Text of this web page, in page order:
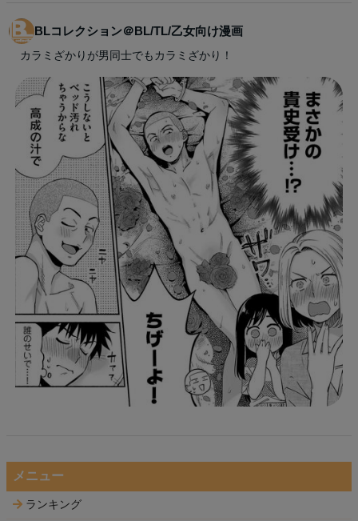
BLコレクション＠BL/TL/乙女向け漫画
カラミざかりが男同士でもカラミざかり！
メニュー
ランキング